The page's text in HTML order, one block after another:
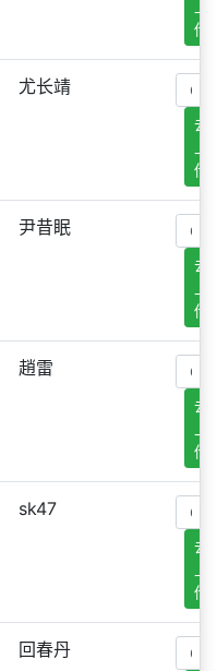
传
尤长靖
去
传
尹昔眠
去
传
趙雷
去
传
sk47
去
传
回春丹